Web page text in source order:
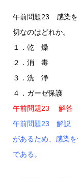
午前問題23 感染を
切なのはどれか。
１．乾 燥
２．消 毒
３．洗 浄
４．ガーゼ保護
午前問題23 解答
午前問題23 解説
があるため、感染
である。